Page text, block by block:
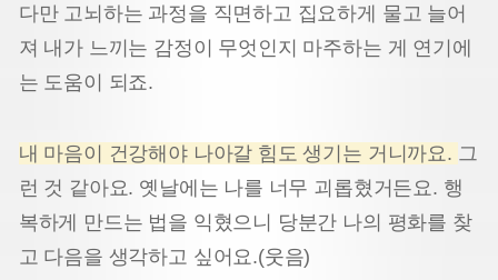
다만 고뇌하는 과정을 직면하고 집요하게 물고 늘어
져 내가 느끼는 감정이 무엇인지 마주하는 게 연기에
는 도움이 되죠.
내 마음이 건강해야 나아갈 힘도 생기는 거니까요. 그
런 것 같아요. 옛날에는 나를 너무 괴롭혔거든요. 행
복하게 만드는 법을 익혔으니 당분간 나의 평화를 찾
고 다음을 생각하고 싶어요.(웃음)